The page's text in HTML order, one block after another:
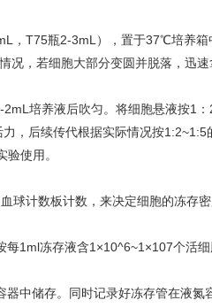
，T75瓶2-3mL），置于37℃培养箱
况，若细胞大部分变圆并脱落，迅速
培养液后吹匀。将细胞悬液按1
，后续传代根据实际情况按1:2~1:5
使用。
球计数板计数，来决定细胞的冻存
1ml冻存液含1×10^6~1×107个活
中储存。同时记录好冻存管在液氮